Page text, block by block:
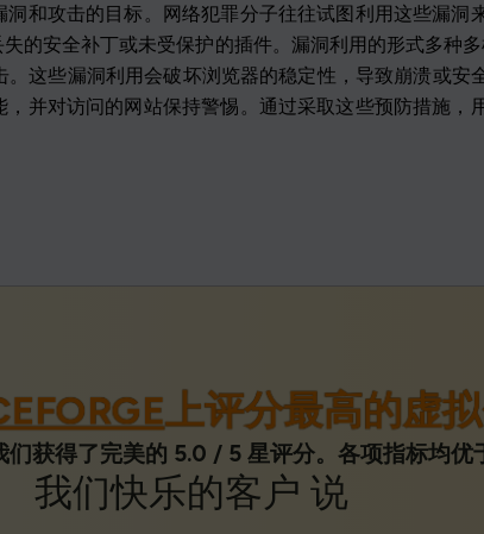
和攻击的目标。网络犯罪分子往往试图利用这些漏洞
的安全补丁或未受保护的插件。漏洞利用的形式多种
这些漏洞利用会破坏浏览器的稳定性，导致崩溃或
并对访问的网站保持警惕。通过采取这些预防措施，
上评分最高的虚
获得了完美的 5.0 / 5 星评分。各项指标均优
我们快乐的客户 说